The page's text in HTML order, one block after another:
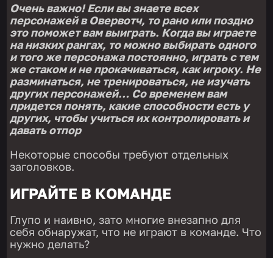
Очень важно! Если вы знаете всех
персонажей в Овервотч, то рано или поздно
это поможет вам выиграть. Когда вы играете
на низких рангах, то можно выбирать одного
и того же персонажа постоянно, играть с тем
же стаком и не прокачиваться, как игроку. Не
разминаться, не тренироваться, не изучать
других персонажей… Со временем вам
придется понять, какие способности есть у
других, чтобы учиться их контролировать и
давать отпор
Некоторые способы требуют отдельных
заголовков.
ИГРАЙТЕ В КОМАНДЕ
Глупо и наивно, зато многие внезапно для
себя обнаружат, что не играют в команде. Что
нужно делать?